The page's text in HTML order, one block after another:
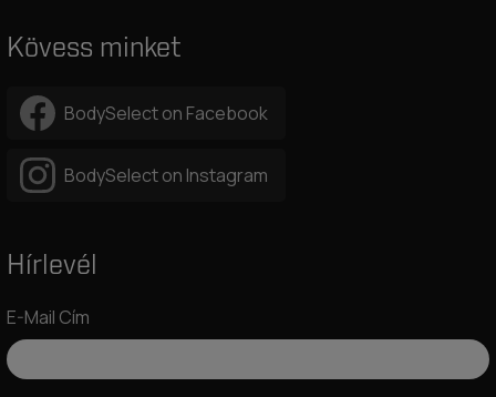
Kövess minket
BodySelect on Facebook
BodySelect on Instagram
Hírlevél
E-Mail Cím